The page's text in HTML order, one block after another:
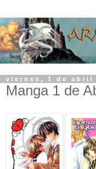
viernes, 1 de abril
Manga 1 de